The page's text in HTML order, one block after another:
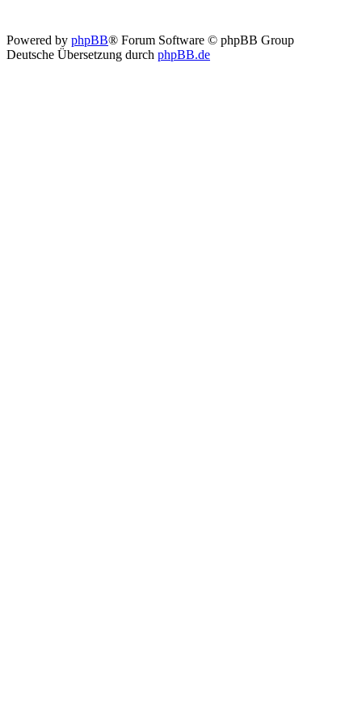
Powered by phpBB® Forum Software © phpBB Group
Deutsche Übersetzung durch phpBB.de